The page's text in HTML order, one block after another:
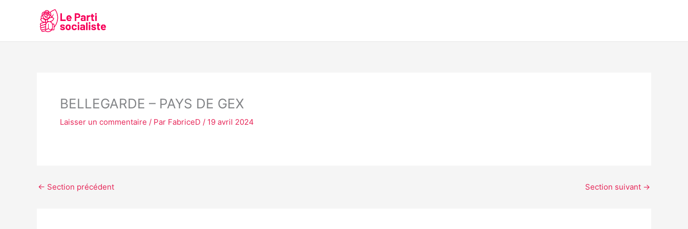
BELLEGARDE – PAYS DE GEX
Laisser un commentaire / Par FabriceD / 19 avril 2024
← Section précédent Section suivant →